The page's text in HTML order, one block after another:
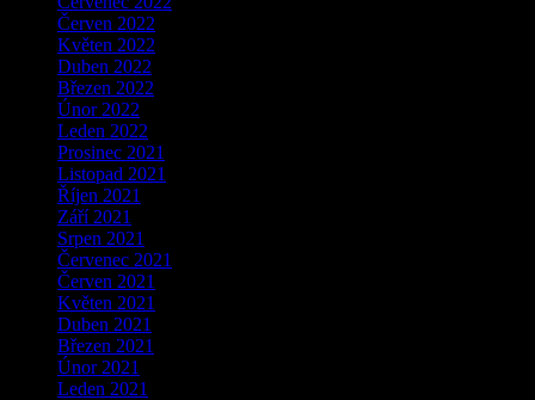
Červen 2022
Květen 2022
Duben 2022
Březen 2022
Únor 2022
Leden 2022
Prosinec 2021
Listopad 2021
Říjen 2021
Září 2021
Srpen 2021
Červenec 2021
Červen 2021
Květen 2021
Duben 2021
Březen 2021
Únor 2021
Leden 2021